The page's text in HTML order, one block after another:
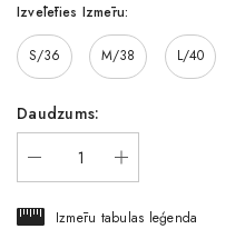
Izvēlēties Izmēru:
S/36 M/38 L/40
Daudzums:
Izmēru tabulas leģenda